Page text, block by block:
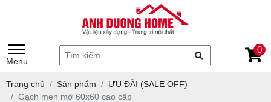
Menu
0
Trang chủ Sản phẩm
ƯU ĐÃI (SALE OFF)
Gạch men mờ 60x60 cao cấp